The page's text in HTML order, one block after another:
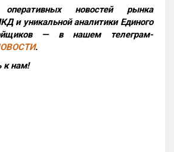
новостей рынка
и уникальной аналитики Единого
— в нашем телеграм-
.
к нам!